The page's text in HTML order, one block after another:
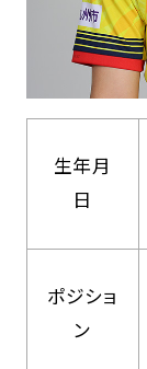
生年月
日
ポジショ
ン